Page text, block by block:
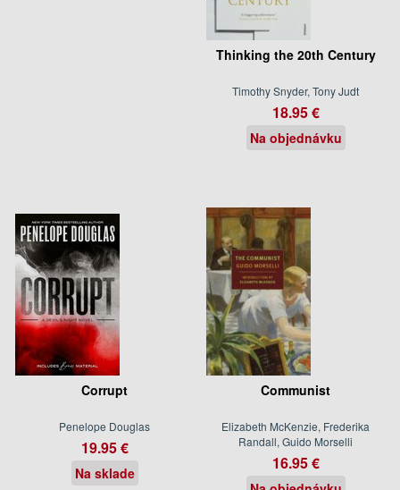
Thinking the 20th Century
Timothy Snyder, Tony Judt
18.95 €
Na objednávku
Corrupt
Penelope Douglas
19.95 €
Na sklade
Communist
Elizabeth McKenzie, Frederika
Randall, Guido Morselli
16.95 €